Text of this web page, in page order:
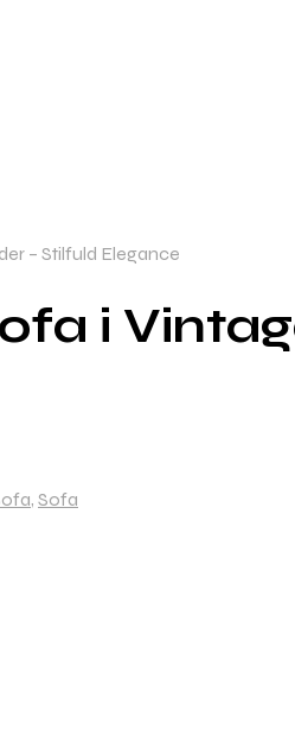
– Stilfuld Elegance
i
, Sofa